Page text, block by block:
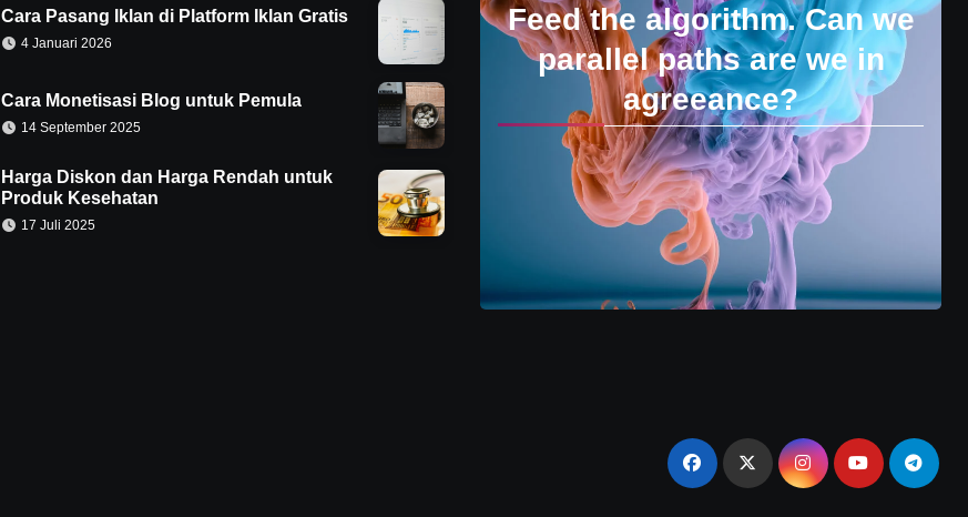
Cara Pasang Iklan di Platform Iklan Gratis
4 Januari 2026
Cara Monetisasi Blog untuk Pemula
14 September 2025
Harga Diskon dan Harga Rendah untuk
Produk Kesehatan
17 Juli 2025
Feed the algorithm. Can we
parallel paths are we in
agreeance?